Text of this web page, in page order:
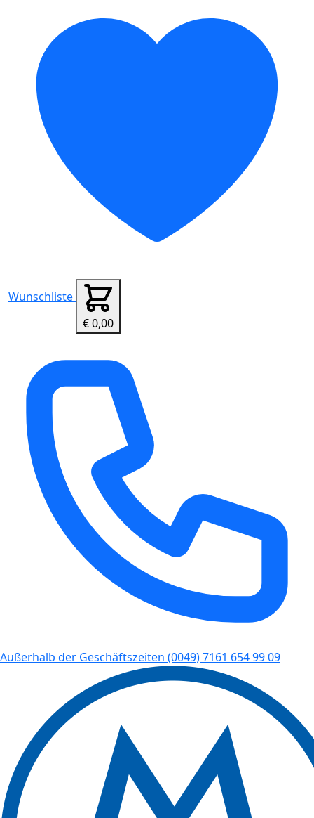
Wunschliste
€ 0,00
Außerhalb der Geschäftszeiten (0049) 7161 654 99 09